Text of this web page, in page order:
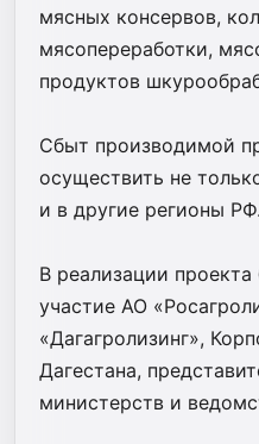
мясных консервов,
мясопереработки,
продуктов
Сбыт производимой
осуществить не
и в другие регионы РФ.
В реализации
участие АО
«Дагагролизинг»,
Дагестана,
министерств и